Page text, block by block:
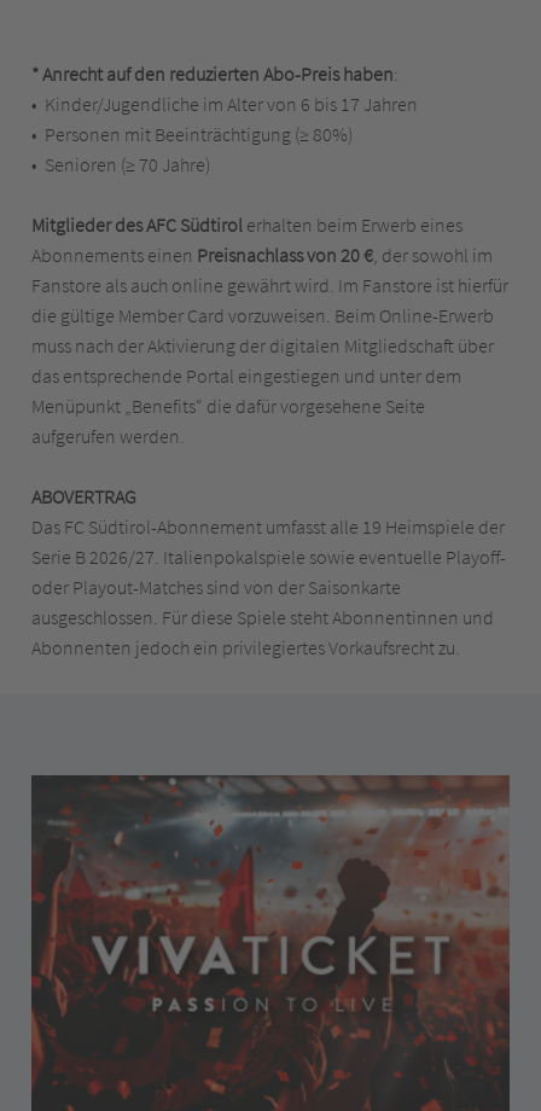
* Anrecht auf den reduzierten Abo-Preis haben:
• Kinder/Jugendliche im Alter von 6 bis 17 Jahren
• Personen mit Beeinträchtigung (≥ 80%)
• Senioren (≥ 70 Jahre)
Mitglieder des AFC Südtirol erhalten beim Erwerb eines
Abonnements einen Preisnachlass von 20 € , der sowohl im
Fanstore als auch online gewährt wird. Im Fanstore ist hierfür
die gültige Member Card vorzuweisen. Beim Online-Erwerb
muss nach der Aktivierung der digitalen Mitgliedschaft über
das entsprechende Portal eingestiegen und unter dem
Menüpunkt „Benefits“ die dafür vorgesehene Seite
aufgerufen werden.
ABOVERTRAG
Das FC Südtirol-Abonnement umfasst alle 19 Heimspiele der
Serie B 2026/27. Italienpokalspiele sowie eventuelle Playoff-
oder Playout-Matches sind von der Saisonkarte
ausgeschlossen. Für diese Spiele steht Abonnentinnen und
Abonnenten jedoch ein privilegiertes Vorkaufsrecht zu.